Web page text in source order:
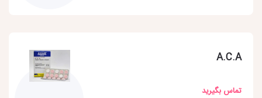
A.C.A
تماس بگیرید